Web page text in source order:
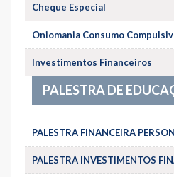
Cheque Especial
Oniomania Consumo
Investimentos Financeiros
PALESTRA DE
PALESTRA FINANCEIRA
PALESTRA INVESTIMENTOS